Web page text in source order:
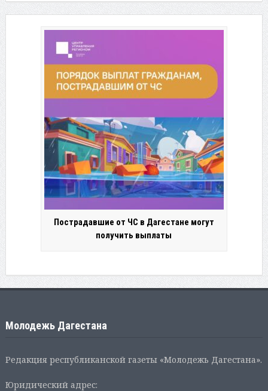
Пострадавшие от ЧС в Дагестане могут
получить выплаты
Молодежь Дагестана
Редакция республиканской газеты «Молодежь Дагестана».
Юридический адрес: